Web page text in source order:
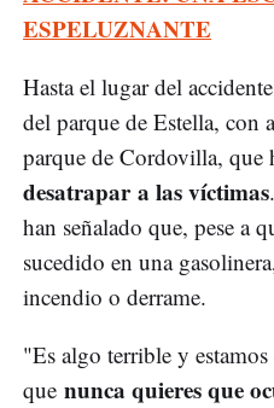
ESPELUZNANTE
Hasta el lugar del
del parque de Estella, con
parque de Cordovilla, que
desatrapar a las víctimas
han señalado que, pese a
sucedido en una
incendio o derrame.
"Es algo terrible y
que nunca quieres que